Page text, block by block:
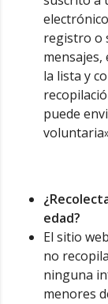
registro o
la lista y
puede
edad?
El sitio
no
ninguna
menores